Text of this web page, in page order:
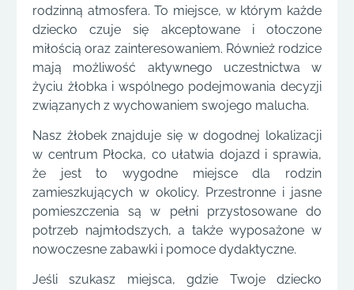
rodzinną atmosfera. To miejsce, w którym każde
dziecko czuje się akceptowane i otoczone
miłością oraz zainteresowaniem. Również rodzice
mają możliwość aktywnego uczestnictwa w
życiu żłobka i wspólnego podejmowania decyzji
związanych z wychowaniem swojego malucha.
Nasz żłobek znajduje się w dogodnej lokalizacji
w centrum Płocka, co ułatwia dojazd i sprawia,
że jest to wygodne miejsce dla rodzin
zamieszkujących w okolicy. Przestronne i jasne
pomieszczenia są w pełni przystosowane do
potrzeb najmłodszych, a także wyposażone w
nowoczesne zabawki i pomoce dydaktyczne.
Jeśli szukasz miejsca, gdzie Twoje dziecko